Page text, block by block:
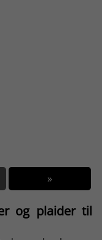
»
og plaider til